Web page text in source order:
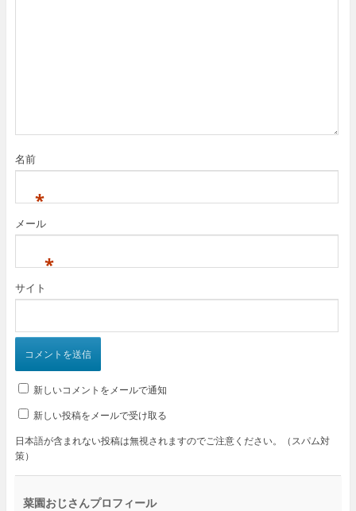
名前
*
メール
*
サイト
新しいコメントをメールで通知
新しい投稿をメールで受け取る
日本語が含まれない投稿は無視されますのでご注意ください。（スパム対
策）
菜園おじさんプロフィール